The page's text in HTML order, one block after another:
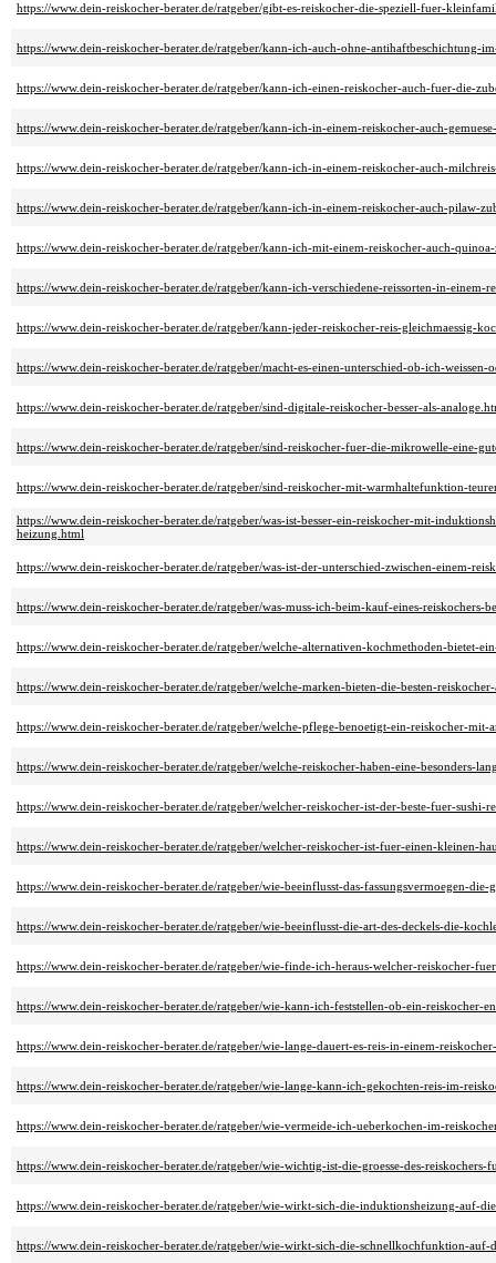
https://www.dein-reiskocher-berater.de/ratgeber/gibt-es-reiskocher-die-speziell-fuer-
https://www.dein-reiskocher-berater.de/ratgeber/kann-ich-auch-ohne-antihaftbeschichtung-
https://www.dein-reiskocher-berater.de/ratgeber/kann-ich-einen-reiskocher-auch-fuer-die-
https://www.dein-reiskocher-berater.de/ratgeber/kann-ich-in-einem-reiskocher-auch-
https://www.dein-reiskocher-berater.de/ratgeber/kann-ich-in-einem-reiskocher-auch-
https://www.dein-reiskocher-berater.de/ratgeber/kann-ich-in-einem-reiskocher-auch-pilaw-
https://www.dein-reiskocher-berater.de/ratgeber/kann-ich-mit-einem-reiskocher-auch-
https://www.dein-reiskocher-berater.de/ratgeber/kann-ich-verschiedene-reissorten-in-einem-
https://www.dein-reiskocher-berater.de/ratgeber/kann-jeder-reiskocher-reis-gleichmaessig-
https://www.dein-reiskocher-berater.de/ratgeber/macht-es-einen-unterschied-ob-ich-
https://www.dein-reiskocher-berater.de/ratgeber/sind-digitale-reiskocher-besser-als-
https://www.dein-reiskocher-berater.de/ratgeber/sind-reiskocher-fuer-die-mikrowelle-eine-
https://www.dein-reiskocher-berater.de/ratgeber/sind-reiskocher-mit-warmhaltefunktion-
https://www.dein-reiskocher-berater.de/ratgeber/was-ist-besser-ein-reiskocher-mit-
heizung.html
https://www.dein-reiskocher-berater.de/ratgeber/was-ist-der-unterschied-zwischen-einem-
https://www.dein-reiskocher-berater.de/ratgeber/was-muss-ich-beim-kauf-eines-reiskochers-
https://www.dein-reiskocher-berater.de/ratgeber/welche-alternativen-kochmethoden-bietet-
https://www.dein-reiskocher-berater.de/ratgeber/welche-marken-bieten-die-besten-
https://www.dein-reiskocher-berater.de/ratgeber/welche-pflege-benoetigt-ein-reiskocher-mit-
https://www.dein-reiskocher-berater.de/ratgeber/welche-reiskocher-haben-eine-besonders-
https://www.dein-reiskocher-berater.de/ratgeber/welcher-reiskocher-ist-der-beste-fuer-sushi-
https://www.dein-reiskocher-berater.de/ratgeber/welcher-reiskocher-ist-fuer-einen-kleinen-
https://www.dein-reiskocher-berater.de/ratgeber/wie-beeinflusst-das-fassungsvermoegen-die-
https://www.dein-reiskocher-berater.de/ratgeber/wie-beeinflusst-die-art-des-deckels-die-
https://www.dein-reiskocher-berater.de/ratgeber/wie-finde-ich-heraus-welcher-reiskocher-
https://www.dein-reiskocher-berater.de/ratgeber/wie-kann-ich-feststellen-ob-ein-reiskocher-
https://www.dein-reiskocher-berater.de/ratgeber/wie-lange-dauert-es-reis-in-einem-
https://www.dein-reiskocher-berater.de/ratgeber/wie-lange-kann-ich-gekochten-reis-im-
https://www.dein-reiskocher-berater.de/ratgeber/wie-vermeide-ich-ueberkochen-im-
https://www.dein-reiskocher-berater.de/ratgeber/wie-wichtig-ist-die-groesse-des-
https://www.dein-reiskocher-berater.de/ratgeber/wie-wirkt-sich-die-induktionsheizung-auf-
https://www.dein-reiskocher-berater.de/ratgeber/wie-wirkt-sich-die-schnellkochfunktion-auf-